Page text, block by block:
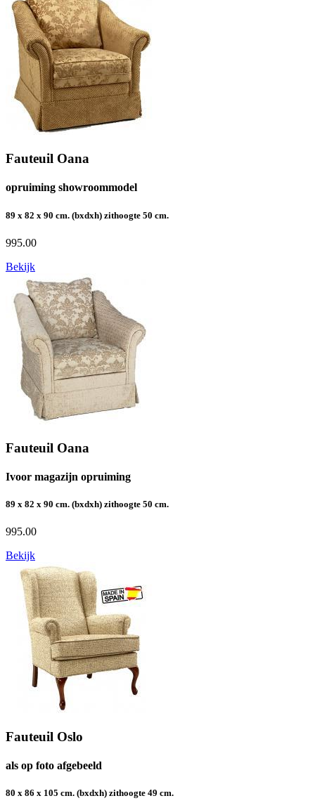
Fauteuil Oana
opruiming showroommodel
89 x 82 x 90 cm. (bxdxh) zithoogte 50 cm.
995.00
Bekijk
Fauteuil Oana
Ivoor magazijn opruiming
89 x 82 x 90 cm. (bxdxh) zithoogte 50 cm.
995.00
Bekijk
Fauteuil Oslo
als op foto afgebeeld
80 x 86 x 105 cm. (bxdxh) zithoogte 49 cm.